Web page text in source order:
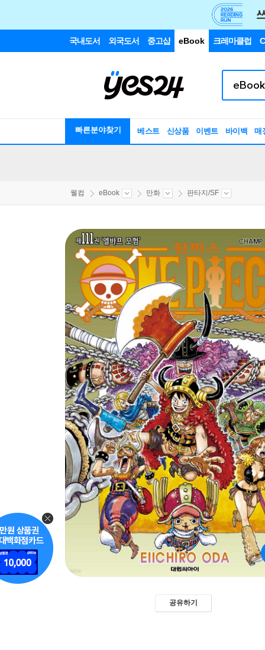
국내도서 외국도서 중고샵 eBook 크레마클럽
빠른분야찾기 베스트 신상품 이벤트 바이백 매
웰컴 eBook 만화 판타지/SF
공유하기